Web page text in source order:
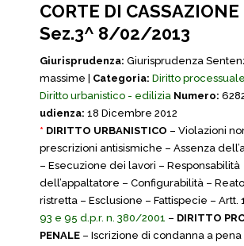
CORTE DI
Sez.3^ 8/02/2013
Giurisprudenza: Giurisprudenza
massime | Categoria: Diritto
Diritto urbanistico - edilizia Numero:
udienza: 18 Dicembre 2012
* DIRITTO URBANISTICO – Violazioni
prescrizioni antisismiche – Assenza
– Esecuzione dei lavori – Responsabilità
dell’appaltatore – Configurabilità –
ristretta – Esclusione – Fattispecie – Artt.
93 e 95 d.p.r. n. 380/2001 – DIRITTO
PENALE – Iscrizione di condanna a